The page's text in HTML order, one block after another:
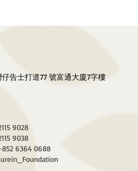
告士打道77 號富通大廈7字樓
9028
9038
6364 0688